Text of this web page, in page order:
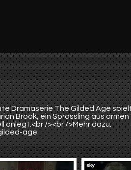
Dramaserie The Gilded Age
Brook, ein Sprössling aus
anlegt.<br /><br />Mehr dazu:
age